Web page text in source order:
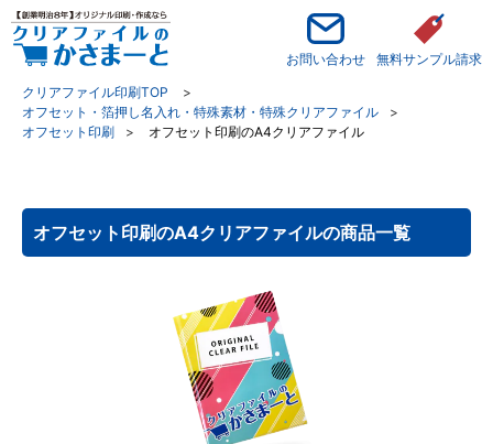
お問い合わせ
無料サンプル請求
クリアファイル印刷TOP
オフセット・箔押し名入れ・特殊素材・特殊クリアファイル
オフセット印刷
オフセット印刷のA4クリアファイル
オフセット印刷のA4クリアファイルの商品一覧